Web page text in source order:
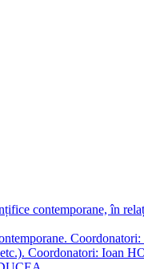
contemporane, în
etc.). Coordonatori: